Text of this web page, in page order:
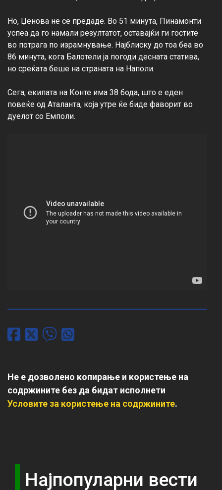
Но, Џенова не се предаде. Во 51 минута, Пинамонти
успеа да го намали резултатот, оставајќи ги гостите
во потрага по израмнување. Најблиску до тоа беа во
86 минута, кога Балотели ја погоди десната статива,
но среќата беше на страната на Наполи.
Сега, екипата на Конте има 38 бода, што е еден
повеќе од Аталанта, која утре ќе биде фаворит во
дуелот со Емполи.
Не е дозволено копирање и користење на
содржините без да бидат исполнети
Условите за користење на содржините.
Најпопуларни вести